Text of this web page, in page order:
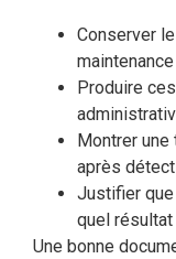
Conserver
Produire
Montrer
après
Justifier
quel résultat
Une bonne